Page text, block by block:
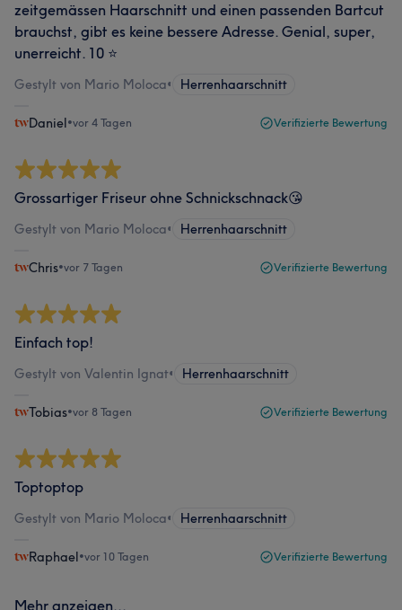
zeitgemässen Haarschnitt und einen passenden Bartcut
brauchst, gibt es keine bessere Adresse. Genial, super,
unerreicht. 10 ⭐️
Gestylt von Mario Moloca• Herrenhaarschnitt
Daniel•vor 4 Tagen Verifizierte Bewertung
Grossartiger Friseur ohne Schnickschnack😘
Gestylt von Mario Moloca• Herrenhaarschnitt
Chris•vor 7 Tagen Verifizierte Bewertung
Einfach top!
Gestylt von Valentin Ignat• Herrenhaarschnitt
Tobias•vor 8 Tagen Verifizierte Bewertung
Toptoptop
Gestylt von Mario Moloca• Herrenhaarschnitt
Raphael•vor 10 Tagen Verifizierte Bewertung
Mehr anzeigen...